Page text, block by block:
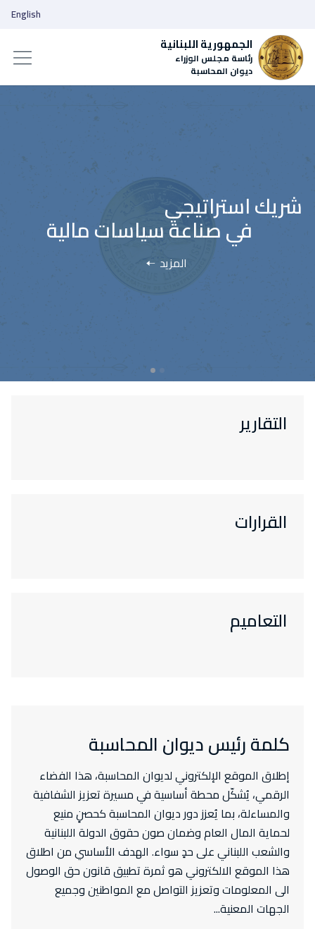
الجمهورية اللبنانية
رئاسة مجلس الوزراء
ديوان المحاسبة
English
المزيد
التقارير
القرارات
التعاميم
كلمة رئيس ديوان المحاسبة
إطلاق الموقع الإلكتروني لديوان المحاسبة، هذا الفضاء
الرقمي، يُشكّل محطة أساسية في مسيرة تعزيز الشفافية
والمساءلة، بما يُعزز دور ديوان المحاسبة كحصنٍ منيع
لحماية المال العام وضمان صون حقوق الدولة اللبنانية
والشعب اللبناني على حدٍ سواء. الهدف الأساسي من اطلاق
هذا الموقع الالكتروني هو ثمرة تطبيق قانون حق الوصول
الى المعلومات وتعزيز التواصل مع المواطنين وجميع
الجهات المعنية...